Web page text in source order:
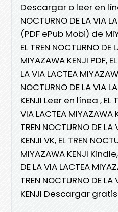
Descargar o leer en
NOCTURNO DE LA VIA
(PDF ePub Mobi) de
EL TREN NOCTURNO DE
MIYAZAWA KENJI PDF,
LA VIA LACTEA
NOCTURNO DE LA VIA
KENJI Leer en línea , EL
VIA LACTEA MIYAZAWA
TREN NOCTURNO DE
KENJI VK, EL TREN
MIYAZAWA KENJI
DE LA VIA LACTEA
TREN NOCTURNO DE
KENJI Descargar gratis